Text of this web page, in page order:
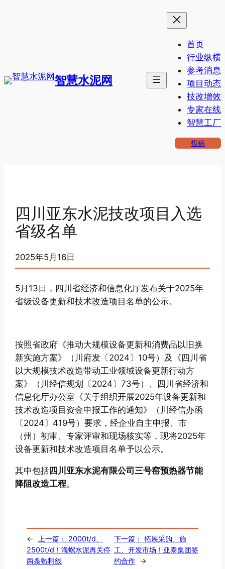
智慧水泥网
首页
行业纵横
参考消息
项目动态
技改增效
专家在线
智慧工厂
投稿
四川亚东水泥技改项目入选
省级名单
2025年5月16日
5月13日，四川省经济和信息化厅发布关于2025年
省级设备更新和技术改造项目名单的公示。
按照省政府《推动大规模设备更新和消费品以旧换
新实施方案》（川府发〔2024〕10号）及《四川省
以大规模技术改造带动工业领域设备更新行动方
案》（川经信规划〔2024〕73号）、四川省经济和
信息化厅办公室《关于组织开展2025年设备更新和
技术改造项目资金申报工作的通知》（川经信办函
〔2024〕419号）要求，经企业自主申报、市
（州）初审、专家评审和现场核实等，现将2025年
设备更新和技术改造项目名单予以公示。
其中包括四川亚东水泥有限公司三号窑预热器节能
降阻改造工程。
← 上一篇： 2000t/d、
2500t/d！海螺水泥再关停
两条熟料线
下一篇： 拓展采购、施
工、开发市场！亚泰集团签
约合作
→